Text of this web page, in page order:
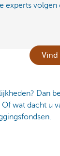
experts
Vind
Dan
wat dacht u